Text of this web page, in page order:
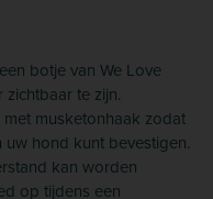
botje van We Love
te zijn.
musketonhaak zodat
hond kunt bevestigen.
kan worden
op tijdens een